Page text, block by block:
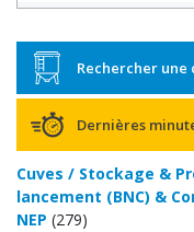
Rechercher une
Dernières
Cuves / Stockage &
lancement (BNC) &
NEP (279)